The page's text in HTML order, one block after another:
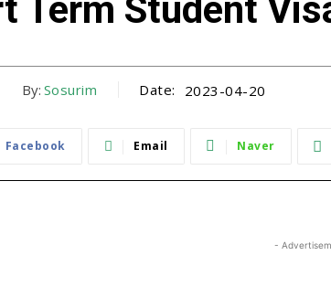
Term Student
By: Sosurim Date: 2023-04-20
Facebook Email Naver
-